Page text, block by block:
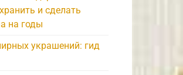
и сделать
на годы
украшений: гид